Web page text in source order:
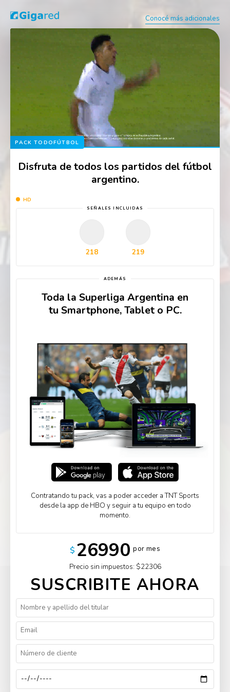
Conocé más adicionales
PACK TODOFÚTBOL
Disfruta de todos los partidos del fútbol
argentino.
HD
SEÑALES INCLUIDAS
218 219
ADEMÁS
Toda la Superliga Argentina en
tu Smartphone, Tablet o PC.
Contratando tu pack, vas a poder acceder a TNT Sports
desde la app de HBO y seguir a tu equipo en todo
momento.
$ 26990 por mes
Precio sin impuestos: $22306
SUSCRIBITE AHORA